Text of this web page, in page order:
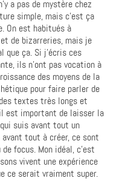
a pas de mystère chez
simple, mais c’est ça
On est habitués à
et de bizarreries, mais je
que ça. Si j’écris ces
ils n’ont pas vocation à
des moyens de la
pour faire parler de
textes très longs et
est important de laisser la
suis avant tout un
tout à créer, ce sont
focus. Mon idéal, c’est
vivent une expérience
ce serait vraiment super.